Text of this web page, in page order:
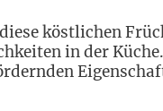
köstlichen
in der